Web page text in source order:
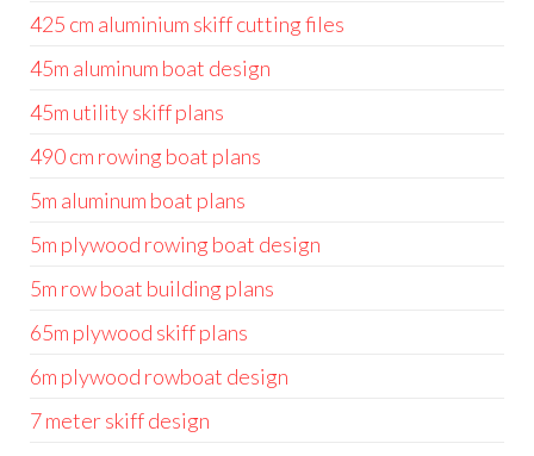
425 cm aluminium skiff cutting files
45m aluminum boat design
45m utility skiff plans
490 cm rowing boat plans
5m aluminum boat plans
5m plywood rowing boat design
5m row boat building plans
65m plywood skiff plans
6m plywood rowboat design
7 meter skiff design